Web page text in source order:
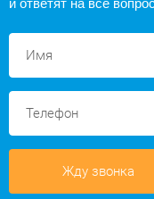
Жду звонка